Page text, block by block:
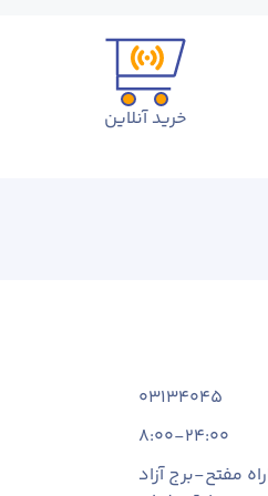
خرید آنلاین
03134045
8:00-24:00
مفتح-برج آزاد